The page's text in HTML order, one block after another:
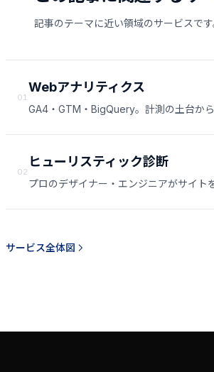
記事のテーマに近い領域のサービスで
01
Webアナリティクス
GA4・GTM・BigQuery。計測の土台か
02
ヒューリスティック診断
プロのデザイナー・エンジニアがサイト
サービス全体図